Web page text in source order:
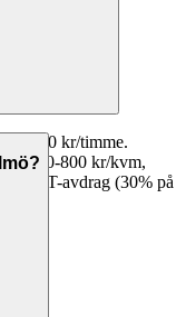
750 kr/timme.
400-800 kr/kvm,
ROT-avdrag (30% på